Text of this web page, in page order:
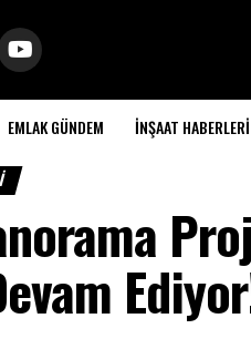
EMLAK GÜNDEM İNŞAAT HABERLERI